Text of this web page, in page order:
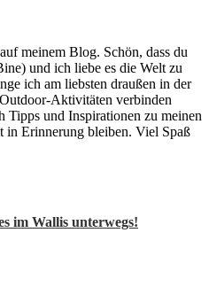
meinem Blog. Schön, dass du
und ich liebe es die Welt zu
ich am liebsten draußen in der
Aktivitäten verbinden
Tipps und Inspirationen zu meinen
in Erinnerung bleiben. Viel Spaß
im Wallis unterwegs!